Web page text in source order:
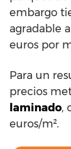
embargo
agradable
euros por
Para un
precios
laminado,
euros/m².